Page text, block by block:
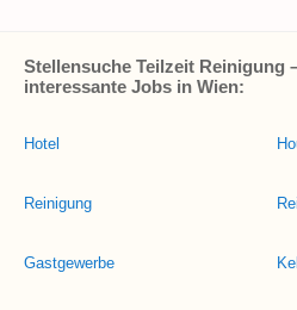
Stellensuche Teilzeit Reinigung
interessante Jobs in Wien:
Hotel
Reinigung
Gastgewerbe